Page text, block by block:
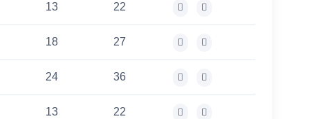
13 22
18 27
24 36
13 22